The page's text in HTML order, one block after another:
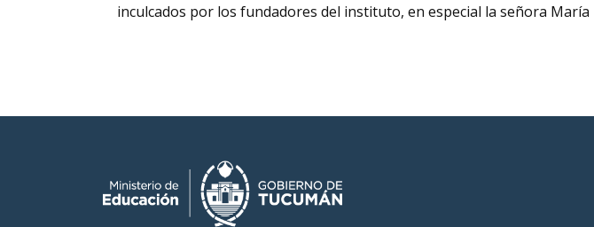
inculcados por los fundadores del instituto, en especial la señora